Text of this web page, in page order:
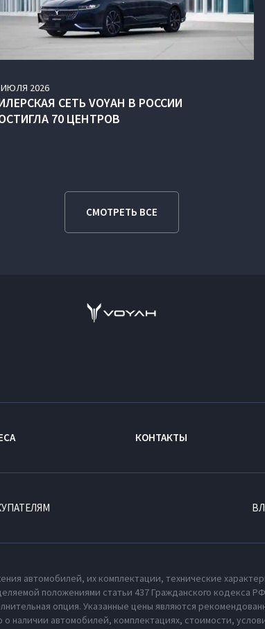
ИЮЛЯ 2026
СЕТЬ VOYAH В РОССИИ
70 ЦЕНТРОВ
СМОТРЕТЬ ВСЕ
КОНТАКТЫ
автомобилей, их комплектации, технические
положениями статьи 437 Гражданского кодекса
опция. Указанные цены являются
автомобилей, комплектациях, стоимости,